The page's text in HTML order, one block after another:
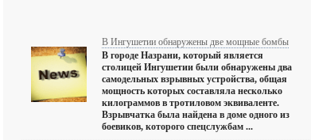
В Ингушетии обнаружены две мощные бомбы
В городе Назрани, который является
столицей Ингушетии были обнаружены два
самодельных взрывных устройства, общая
мощность которых составляла несколько
килограммов в тротиловом эквиваленте.
Взрывчатка была найдена в доме одного из
боевиков, которого спецслужбам ...